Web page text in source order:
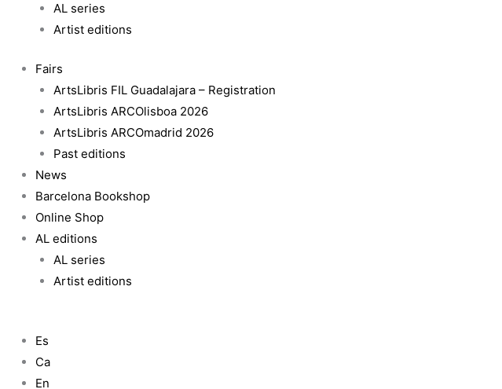
AL series
Artist editions
Fairs
ArtsLibris FIL Guadalajara – Registration
ArtsLibris ARCOlisboa 2026
ArtsLibris ARCOmadrid 2026
Past editions
News
Barcelona Bookshop
Online Shop
AL editions
AL series
Artist editions
Es
Ca
En